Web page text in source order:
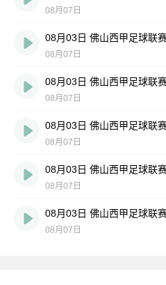
08月07日
08月07日
08月07日
08月07日
08月07日
08月07日